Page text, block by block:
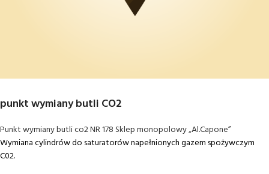
punkt wymiany butli CO2
Punkt wymiany butli co2 NR 178 Sklep monopolowy „Al.Capone”
Wymiana cylindrów do saturatorów napełnionych gazem spożywczym
C02.